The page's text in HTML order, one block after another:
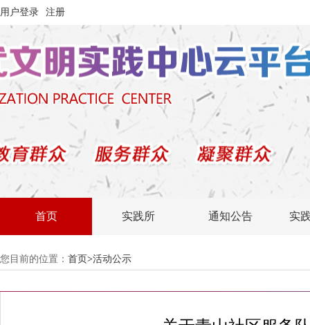
用户登录 注册
首页 实践所 通知公告 实
您目前的位置： 首页>活动公示